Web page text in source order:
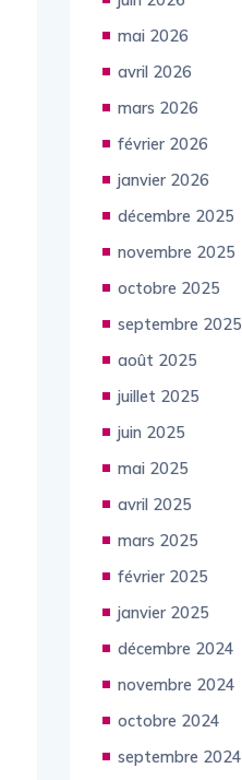
mai 2026
avril 2026
mars 2026
février 2026
janvier 2026
décembre 2025
novembre 2025
octobre 2025
septembre 2025
août 2025
juillet 2025
juin 2025
mai 2025
avril 2025
mars 2025
février 2025
janvier 2025
décembre 2024
novembre 2024
octobre 2024
septembre 2024